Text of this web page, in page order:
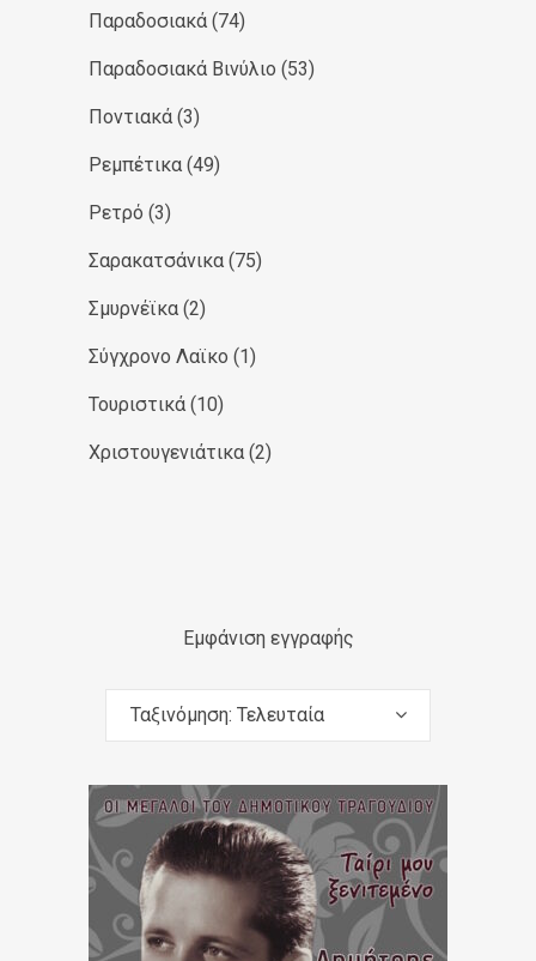
Παραδοσιακά (74)
Παραδοσιακά Βινύλιο (53)
Ποντιακά (3)
Ρεμπέτικα (49)
Ρετρό (3)
Σαρακατσάνικα (75)
Σμυρνέϊκα (2)
Σύγχρονο Λαϊκο (1)
Τουριστικά (10)
Χριστουγενιάτικα (2)
Εμφάνιση εγγραφής
Ταξινόμηση: Τελευταία